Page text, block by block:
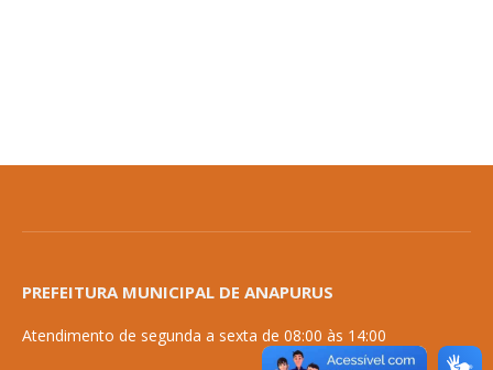
PREFEITURA MUNICIPAL DE ANAPURUS
Atendimento de segunda a sexta de 08:00 às 14:00